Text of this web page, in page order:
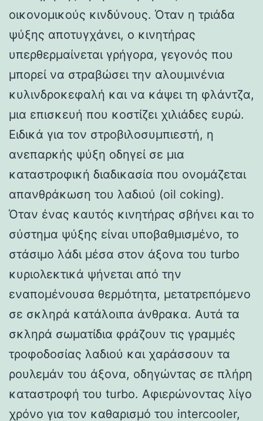
οικονομικούς κινδύνους. Όταν η τριάδα
ψύξης αποτυγχάνει, ο κινητήρας
υπερθερμαίνεται γρήγορα, γεγονός που
μπορεί να στραβώσει την αλουμινένια
κυλινδροκεφαλή και να κάψει τη φλάντζα,
μια επισκευή που κοστίζει χιλιάδες ευρώ.
Ειδικά για τον στροβιλοσυμπιεστή, η
ανεπαρκής ψύξη οδηγεί σε μια
καταστροφική διαδικασία που ονομάζεται
απανθράκωση του λαδιού (oil coking).
Όταν ένας καυτός κινητήρας σβήνει και το
σύστημα ψύξης είναι υποβαθμισμένο, το
στάσιμο λάδι μέσα στον άξονα του turbo
κυριολεκτικά ψήνεται από την
εναπομένουσα θερμότητα, μετατρεπόμενο
σε σκληρά κατάλοιπα άνθρακα. Αυτά τα
σκληρά σωματίδια φράζουν τις γραμμές
τροφοδοσίας λαδιού και χαράσσουν τα
ρουλεμάν του άξονα, οδηγώντας σε πλήρη
καταστροφή του turbo. Αφιερώνοντας λίγο
χρόνο για τον καθαρισμό του intercooler,